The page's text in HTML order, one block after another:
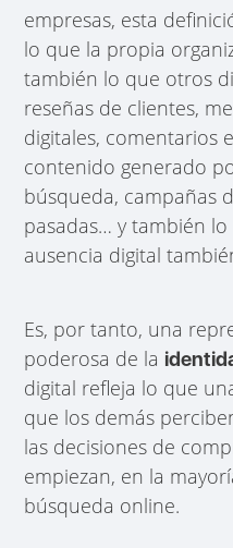
empresas, esta
lo que la propia
también lo que otros
reseñas de clientes,
digitales, comentarios
contenido generado
búsqueda, campañas
pasadas… y también
ausencia digital
Es, por tanto, una
poderosa de la
digital refleja lo que
que los demás
las decisiones de
empiezan, en la
búsqueda online.